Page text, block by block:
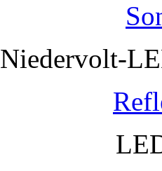
Niedervolt-